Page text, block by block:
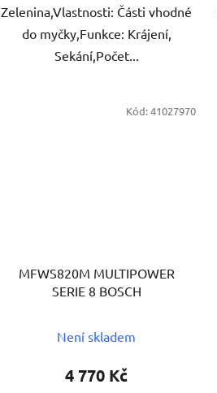
Zelenina,Vlastnosti: Části vhodné
do myčky,Funkce: Krájení,
Sekání,Počet...
MFWS820M MULTIPOWER
SERIE 8 BOSCH
Není skladem
4 770 Kč
Kód:41027970